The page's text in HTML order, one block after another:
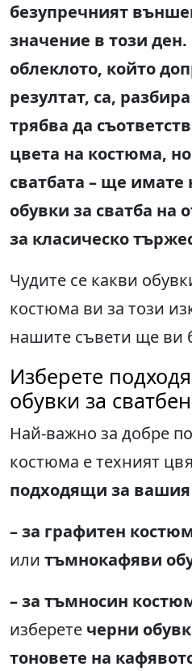
безупречният
значение в този
облеклото, който
резултат, са,
трябва да
цвета на костюма,
сватбата – ще имате
обувки за сватба на
за класическо
Чудите се какви
костюма ви за този
нашите съвети ще ви
Изберете
обувки за
Най-важно за добре
костюма е техният
подходящи за
–за графитен
или тъмнокафяви
–за тъмносин
изберете черни
тоновете на